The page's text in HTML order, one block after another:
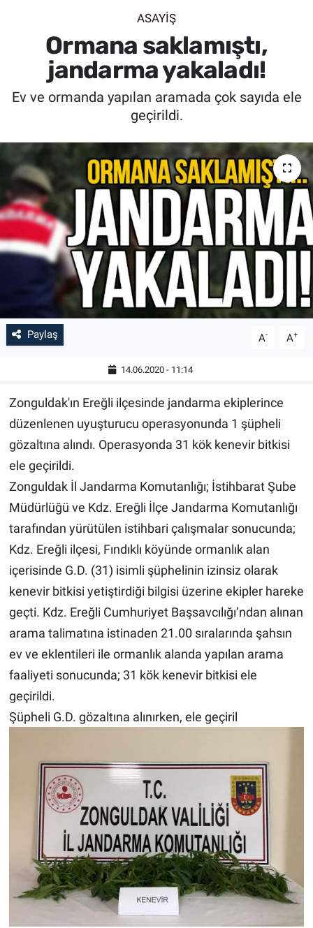
ASAYİŞ
Ormana saklamıştı,
jandarma yakaladı!
Ev ve ormanda yapılan aramada çok sayıda ele
geçirildi.
Paylaş A- A+
14.06.2020 - 11:14
Zonguldak'ın Ereğli ilçesinde jandarma ekiplerince
düzenlenen uyuşturucu operasyonunda 1 şüpheli
gözaltına alındı. Operasyonda 31 kök kenevir bitkisi
ele geçirildi.
Zonguldak İl Jandarma Komutanlığı; İstihbarat Şube
Müdürlüğü ve Kdz. Ereğli İlçe Jandarma Komutanlığı
tarafından yürütülen istihbari çalışmalar sonucunda;
Kdz. Ereğli ilçesi, Fındıklı köyünde ormanlık alan
içerisinde G.D. (31) isimli şüphelinin izinsiz olarak
kenevir bitkisi yetiştirdiği bilgisi üzerine ekipler hareke
geçti. Kdz. Ereğli Cumhuriyet Başsavcılığı’ndan alınan
arama talimatına istinaden 21.00 sıralarında şahsın
ev ve eklentileri ile ormanlık alanda yapılan arama
faaliyeti sonucunda; 31 kök kenevir bitkisi ele
geçirildi.
Şüpheli G.D. gözaltına alınırken, ele geçiril
SPOR
SAĞLIK